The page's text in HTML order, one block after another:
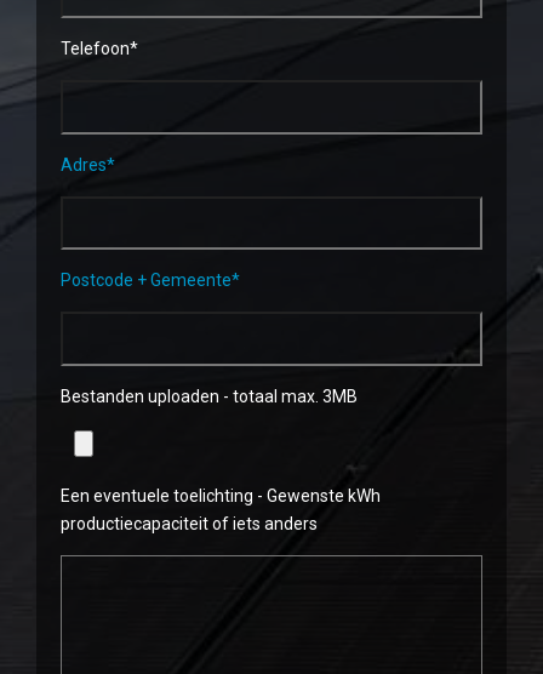
Telefoon*
Adres*
Postcode + Gemeente*
Bestanden uploaden - totaal max. 3MB
Een eventuele toelichting - Gewenste kWh
productiecapaciteit of iets anders